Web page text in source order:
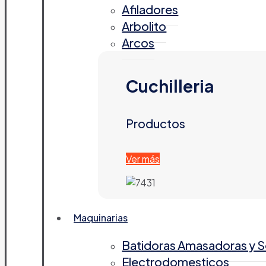
Afiladores
Arbolito
Arcos
Cuchilleria
Productos
Ver más
Maquinarias
Batidoras Amasadoras y
Electrodomesticos